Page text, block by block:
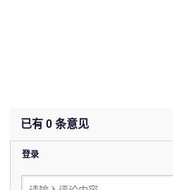
已有 0 条意见
登录